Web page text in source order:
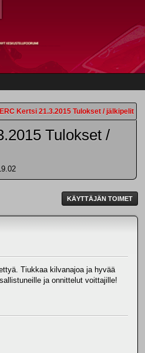
ERC Kertsi 21.3.2015 Tulokset / jälkipelit
Tulokset /
KÄYTTÄJÄN TOIMET
Tiukkaa kilvanajoa ja hyvää
ja onnittelut voittajille!